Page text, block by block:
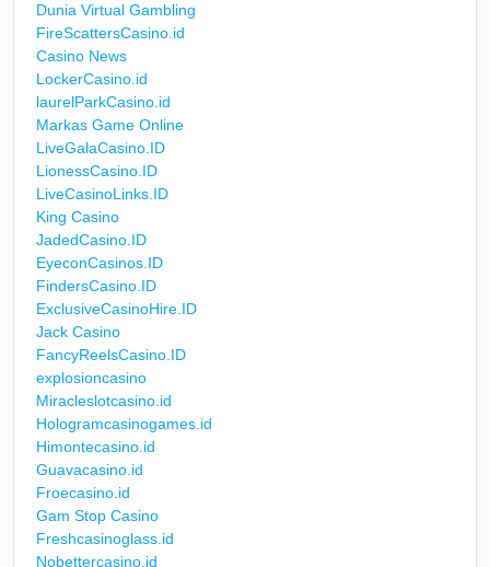
Dunia Virtual Gambling
FireScattersCasino.id
Casino News
LockerCasino.id
laurelParkCasino.id
Markas Game Online
LiveGalaCasino.ID
LionessCasino.ID
LiveCasinoLinks.ID
King Casino
JadedCasino.ID
EyeconCasinos.ID
FindersCasino.ID
ExclusiveCasinoHire.ID
Jack Casino
FancyReelsCasino.ID
explosioncasino
Miracleslotcasino.id
Hologramcasinogames.id
Himontecasino.id
Guavacasino.id
Froecasino.id
Gam Stop Casino
Freshcasinoglass.id
Nobettercasino.id